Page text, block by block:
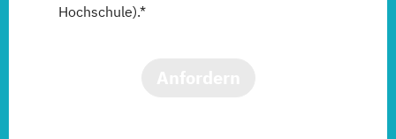
Hochschule).*